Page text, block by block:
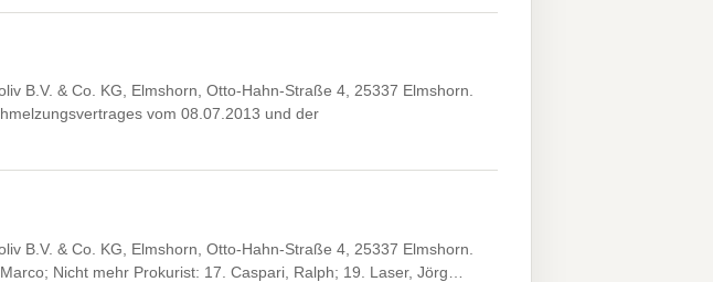
B.V. & Co. KG, Elmshorn, Otto-Hahn-Straße 4, 25337 Elmshorn.
vom 08.07.2013 und der
B.V. & Co. KG, Elmshorn, Otto-Hahn-Straße 4, 25337 Elmshorn.
Nicht mehr Prokurist: 17. Caspari, Ralph; 19. Laser, Jörg…